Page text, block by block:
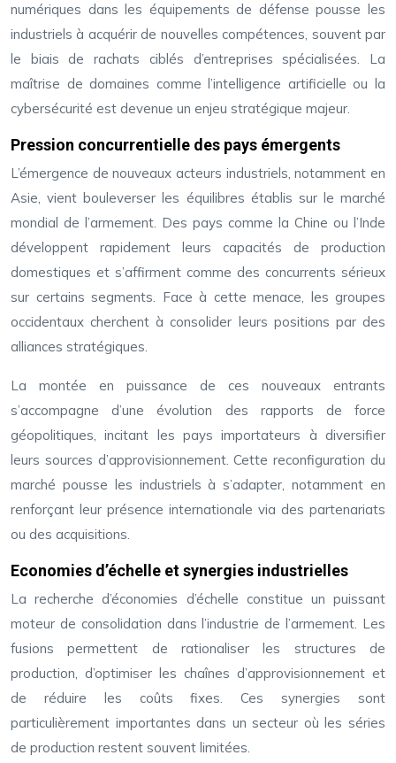
numériques dans les équipements de défense pousse les
industriels à acquérir de nouvelles compétences, souvent par
le biais de rachats ciblés d’entreprises spécialisées. La
maîtrise de domaines comme l’intelligence artificielle ou la
cybersécurité est devenue un enjeu stratégique majeur.
Pression concurrentielle des pays émergents
L’émergence de nouveaux acteurs industriels, notamment en
Asie, vient bouleverser les équilibres établis sur le marché
mondial de l’armement. Des pays comme la Chine ou l’Inde
développent rapidement leurs capacités de production
domestiques et s’affirment comme des concurrents sérieux
sur certains segments. Face à cette menace, les groupes
occidentaux cherchent à consolider leurs positions par des
alliances stratégiques.
La montée en puissance de ces nouveaux entrants
s’accompagne d’une évolution des rapports de force
géopolitiques, incitant les pays importateurs à diversifier
leurs sources d’approvisionnement. Cette reconfiguration du
marché pousse les industriels à s’adapter, notamment en
renforçant leur présence internationale via des partenariats
ou des acquisitions.
Economies d’échelle et synergies industrielles
La recherche d’économies d’échelle constitue un puissant
moteur de consolidation dans l’industrie de l’armement. Les
fusions permettent de rationaliser les structures de
production, d’optimiser les chaînes d’approvisionnement et
de réduire les coûts fixes. Ces synergies sont
particulièrement importantes dans un secteur où les séries
de production restent souvent limitées.